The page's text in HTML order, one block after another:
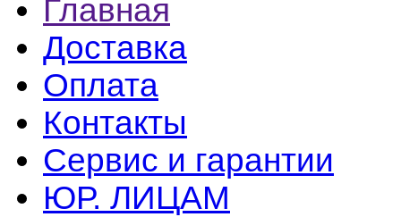
Главная
Доставка
Оплата
Контакты
Сервис и гарантии
ЮР. ЛИЦАМ